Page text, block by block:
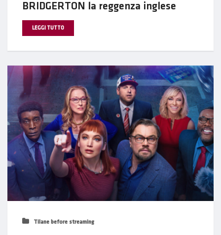
BRIDGERTON la reggenza inglese
LEGGI TUTTO
Tilane before streaming